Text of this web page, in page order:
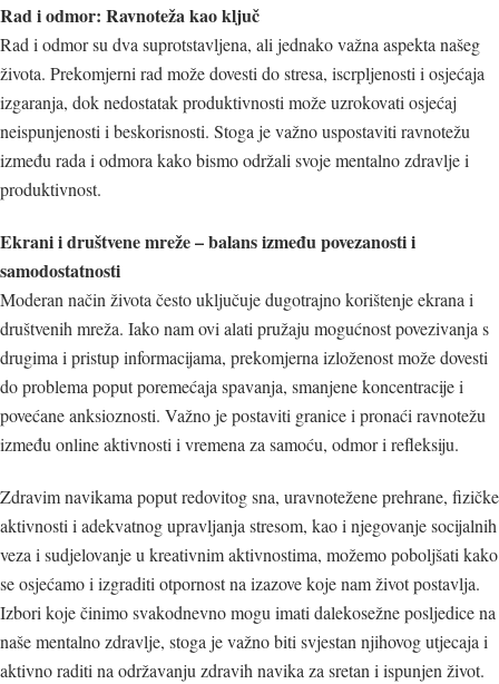
Rad i odmor: Ravnoteža kao ključ
Rad i odmor su dva suprotstavljena, ali jednako važna aspekta našeg
života. Prekomjerni rad može dovesti do stresa, iscrpljenosti i osjećaja
izgaranja, dok nedostatak produktivnosti može uzrokovati osjećaj
neispunjenosti i beskorisnosti. Stoga je važno uspostaviti ravnotežu
između rada i odmora kako bismo održali svoje mentalno zdravlje i
produktivnost.
Ekrani i društvene mreže – balans između povezanosti i
samodostatnosti
Moderan način života često uključuje dugotrajno korištenje ekrana i
društvenih mreža. Iako nam ovi alati pružaju mogućnost povezivanja s
drugima i pristup informacijama, prekomjerna izloženost može dovesti
do problema poput poremećaja spavanja, smanjene koncentracije i
povećane anksioznosti. Važno je postaviti granice i pronaći ravnotežu
između online aktivnosti i vremena za samoću, odmor i refleksiju.
Zdravim navikama poput redovitog sna, uravnotežene prehrane, fizičke
aktivnosti i adekvatnog upravljanja stresom, kao i njegovanje socijalnih
veza i sudjelovanje u kreativnim aktivnostima, možemo poboljšati kako
se osjećamo i izgraditi otpornost na izazove koje nam život postavlja.
Izbori koje činimo svakodnevno mogu imati dalekosežne posljedice na
naše mentalno zdravlje, stoga je važno biti svjestan njihovog utjecaja i
aktivno raditi na održavanju zdravih navika za sretan i ispunjen život.